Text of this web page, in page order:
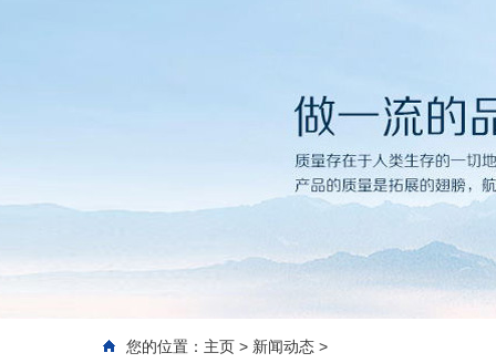
您的位置： 主页 > 新闻动态 >